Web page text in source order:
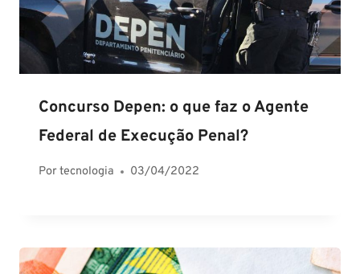
Concurso Depen: o que faz o Agente
Federal de Execução Penal?
Portecnologia 03/04/2022